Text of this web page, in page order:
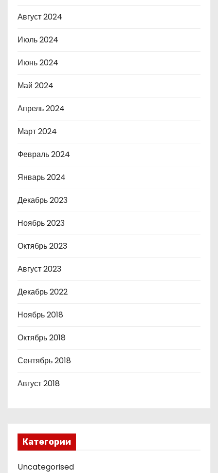
Август 2024
Июль 2024
Июнь 2024
Май 2024
Апрель 2024
Март 2024
Февраль 2024
Январь 2024
Декабрь 2023
Ноябрь 2023
Октябрь 2023
Август 2023
Декабрь 2022
Ноябрь 2018
Октябрь 2018
Сентябрь 2018
Август 2018
Категории
Uncategorised